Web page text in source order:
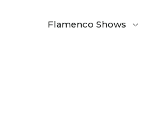
Flamenco Shows